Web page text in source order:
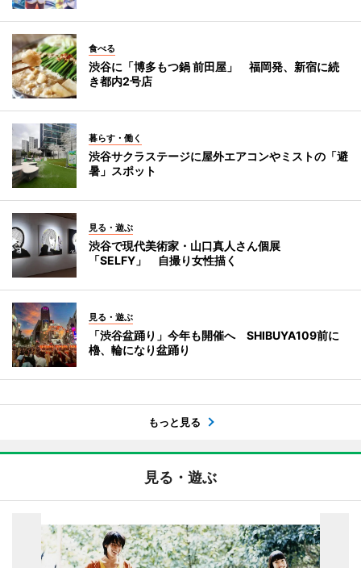
食べる
渋谷に「博多もつ鍋 前田屋」 福岡発、新宿に続
き都内2号店
暮らす・働く
渋谷サクラステージに屋外エアコンやミストの「避
暑」スポット
見る・遊ぶ
渋谷で現代美術家・山口真人さん個展
「SELFY」 自撮り女性描く
見る・遊ぶ
「渋谷盆踊り」今年も開催へ SHIBUYA109前に
櫓、輪になり盆踊り
もっと見る
見る・遊ぶ